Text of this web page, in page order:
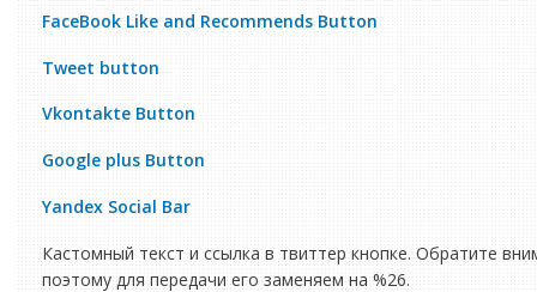
FaceBook Like and Recommends Button
Tweet button
Vkontakte Button
Google plus Button
Yandex Social Bar
Кастомный текст и ссылка в твиттер кнопке. Обратите
поэтому для передачи его заменяем на %26.